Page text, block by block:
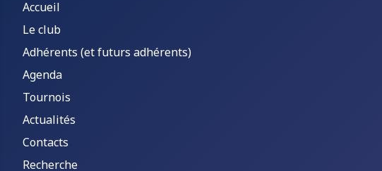
Accueil
Le club
Adhérents (et futurs adhérents)
Agenda
Tournois
Actualités
Contacts
Recherche